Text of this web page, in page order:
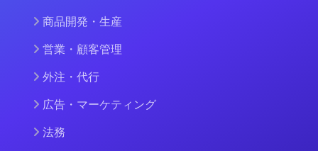
商品開発・生産
営業・顧客管理
外注・代行
広告・マーケティング
法務